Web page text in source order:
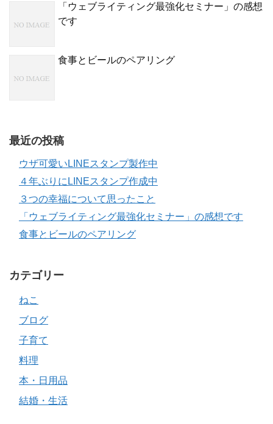
「ウェブライティング最強化セミナー」の感想
です
食事とビールのペアリング
最近の投稿
ウザ可愛いLINEスタンプ製作中
４年ぶりにLINEスタンプ作成中
３つの幸福について思ったこと
「ウェブライティング最強化セミナー」の感想です
食事とビールのペアリング
カテゴリー
ねこ
ブログ
子育て
料理
本・日用品
結婚・生活